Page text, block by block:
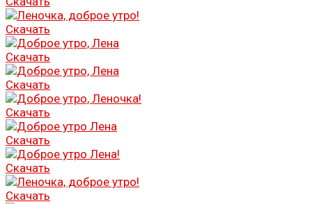
Скачать
Скачать
Скачать
Скачать
Скачать
Скачать
Скачать